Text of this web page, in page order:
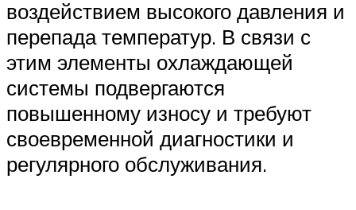
воздействием высокого давления и
перепада температур. В связи с
этим элементы охлаждающей
системы подвергаются
повышенному износу и требуют
своевременной диагностики и
регулярного обслуживания.